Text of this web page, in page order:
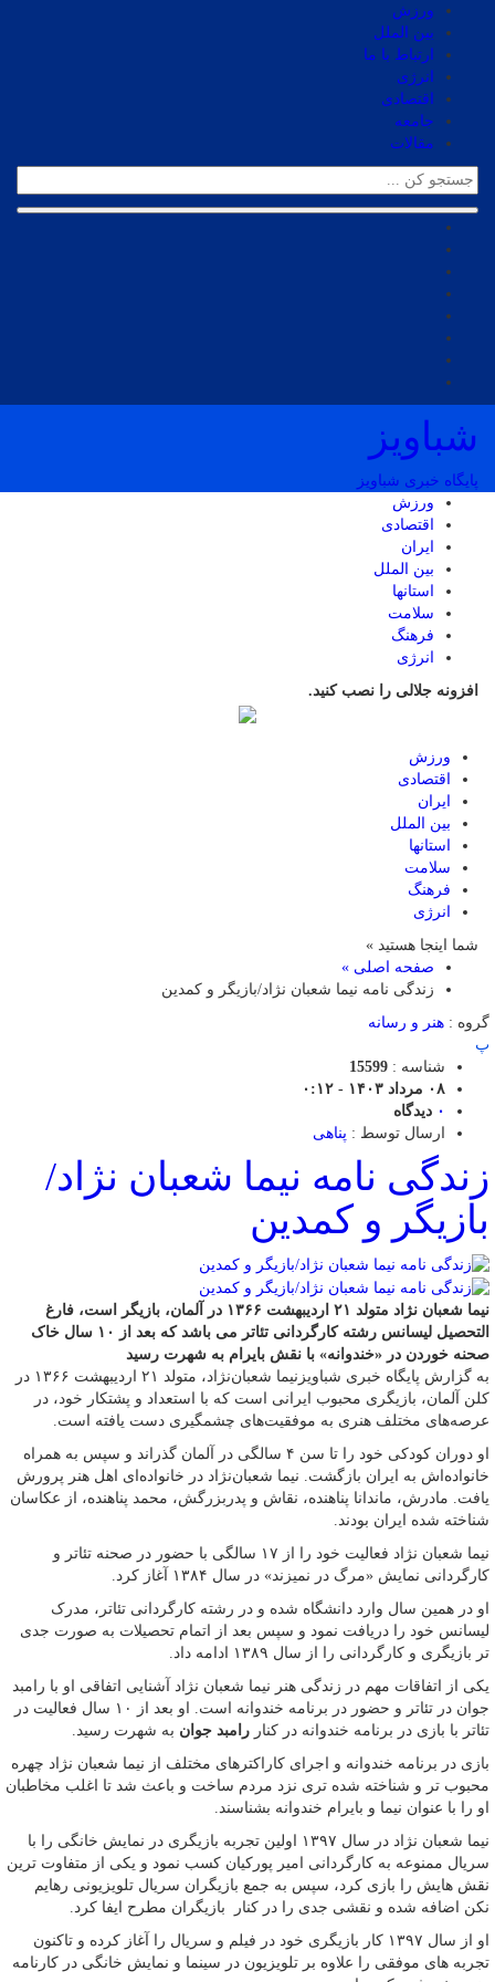
ورزش
بین الملل
ارتباط با ما
انرژی
اقتصادی
جامعه
مقالات
شباویز
پایگاه خبری شباویز
ورزش
اقتصادی
ایران
بین الملل
استانها
سلامت
فرهنگ
انرژی
افزونه جلالی را نصب کنید.
ورزش
اقتصادی
ایران
بین الملل
استانها
سلامت
فرهنگ
انرژی
شما اینجا هستید »
صفحه اصلی »
زندگی نامه نیما شعبان نژاد/بازیگر و کمدین
گروه : هنر و رسانه
پ
شناسه : 15599
۰۸ مرداد ۱۴۰۳ - ۰:۱۲
۰ دیدگاه
ارسال توسط : پناهی
زندگی نامه نیما شعبان نژاد/
بازیگر و کمدین
نیما شعبان نژاد متولد ۲۱ اردیبهشت ۱۳۶۶ در آلمان، بازیگر است، فارغ
التحصیل لیسانس رشته کارگردانی تئاتر می باشد که بعد از ۱۰ سال خاک
صحنه خوردن در «خندوانه» با نقش بایرام به شهرت رسید
به گزارش پایگاه خبری شباویزنیما شعبان‌نژاد، متولد ۲۱ اردیبهشت ۱۳۶۶ در
کلن آلمان، بازیگری محبوب ایرانی است که با استعداد و پشتکار خود، در
عرصه‌های مختلف هنری به موفقیت‌های چشمگیری دست یافته است.
او دوران کودکی خود را تا سن ۴ سالگی در آلمان گذراند و سپس به همراه
خانواده‌اش به ایران بازگشت. نیما شعبان‌نژاد در خانواده‌ای اهل هنر پرورش
یافت. مادرش، ماندانا پناهنده، نقاش و پدربزرگش، محمد پناهنده، از عکاسان
شناخته شده ایران بودند.
نیما شعبان نژاد فعالیت خود را از ۱۷ سالگی با حضور در صحنه تئاتر و
کارگردانی نمایش «مرگ در نمیزند» در سال ۱۳۸۴ آغاز کرد.
او در همین سال وارد دانشگاه شده و در رشته کارگردانی تئاتر، مدرک
لیسانس خود را دریافت نمود و سپس بعد از اتمام تحصیلات به صورت جدی
تر بازیگری و کارگردانی را از سال ۱۳۸۹ ادامه داد.
یکی از اتفاقات مهم در زندگی هنر نیما شعبان نژاد آشنایی اتفاقی او با رامبد
جوان در تئاتر و حضور در برنامه خندوانه است. او بعد از ۱۰ سال فعالیت در
تئاتر با بازی در برنامه خندوانه در کنار رامبد جوان به شهرت رسید.
بازی در برنامه خندوانه و اجرای کاراکترهای مختلف از نیما شعبان نژاد چهره
محبوب تر و شناخته شده تری نزد مردم ساخت و باعث شد تا اغلب مخاطبان
او را با عنوان نیما و بایرام خندوانه بشناسند.
نیما شعبان نژاد در سال ۱۳۹۷ اولین تجربه بازیگری در نمایش خانگی را با
سریال ممنوعه به کارگردانی امیر پورکیان کسب نمود و یکی از متفاوت ترین
نقش هایش را بازی کرد، سپس به جمع بازیگران سریال تلویزیونی رهایم
نکن اضافه شده و نقشی جدی را در کنار بازیگران مطرح ایفا کرد.
او از سال ۱۳۹۷ کار بازیگری خود در فیلم و سریال را آغاز کرده و تاکنون
تجربه های موفقی را علاوه بر تلویزیون در سینما و نمایش خانگی در کارنامه